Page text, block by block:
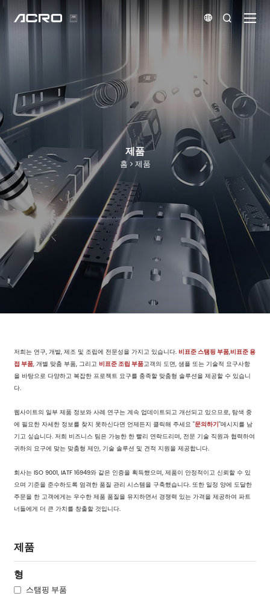
 
제품
홈 제품
저희는 연구, 개발, 제조 및 조립에 전문성을 가지고 있습니다. 비표준 스탬핑 부품,비표준 용
접 부품, 개별 맞춤 부품, 그리고 비표준 조립 부품고객의 도면, 샘플 또는 기술적 요구사항
을 바탕으로 다양하고 복잡한 프로젝트 요구를 충족할 맞춤형 솔루션을 제공할 수 있습니
다.
웹사이트의 일부 제품 정보와 사례 연구는 계속 업데이트되고 개선되고 있으므로, 탐색 중
에 필요한 자세한 정보를 찾지 못하신다면 언제든지 클릭해 주세요 "문의하기"메시지를 남
기고 싶습니다. 저희 비즈니스 팀은 가능한 한 빨리 연락드리며, 전문 기술 직원과 협력하여
귀하의 요구에 맞는 맞춤형 제안, 기술 솔루션 및 견적 지원을 제공합니다.
회사는 ISO 9001, IATF 16949와 같은 인증을 획득했으며, 제품이 안정적이고 신뢰할 수 있
으며 기준을 준수하도록 엄격한 품질 관리 시스템을 구축했습니다. 또한 일정 양에 도달한
주문을 한 고객에게는 우수한 제품 품질을 유지하면서 경쟁력 있는 가격을 제공하여 파트
너들에게 더 큰 가치를 창출할 것입니다.
제품
형
스탬핑 부품